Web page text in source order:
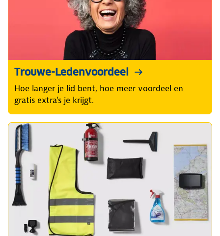
Trouwe-Ledenvoordeel
Hoe langer je lid bent, hoe meer voordeel en
gratis extra's je krijgt.